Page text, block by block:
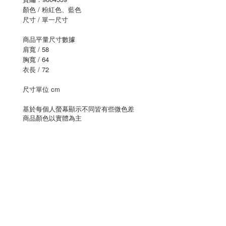
顏色 / 粉紅色、藍色
尺寸 / 單一尺寸
商品平量尺寸數據
肩寬 / 58
胸寬 / 64
衣長 / 72
尺寸單位 cm
基於每個人螢幕顯示不同皆有些微色差
商品顏色以實體為主